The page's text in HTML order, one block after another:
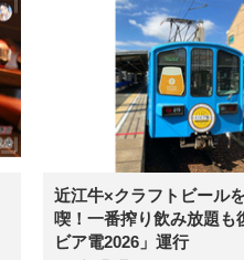
近江牛×クラフトビール
喫！一番搾り飲み放題も
ビア電2026」運行